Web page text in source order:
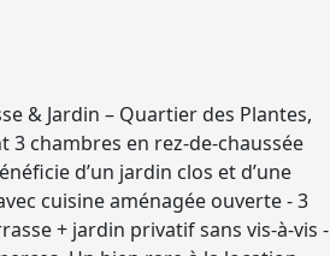
& Jardin – Quartier des Plantes,
3 chambres en rez-de-chaussée
d’un jardin clos et d’une
cuisine aménagée ouverte - 3
+ jardin privatif sans vis-à-vis -